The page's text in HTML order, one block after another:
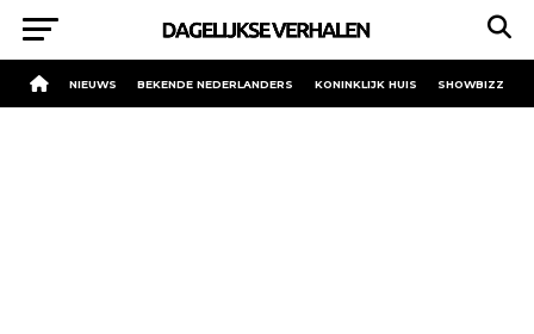
NIEUWS BEKENDE NEDERLANDERS KONINKLIJK HUIS SHOWBIZZ